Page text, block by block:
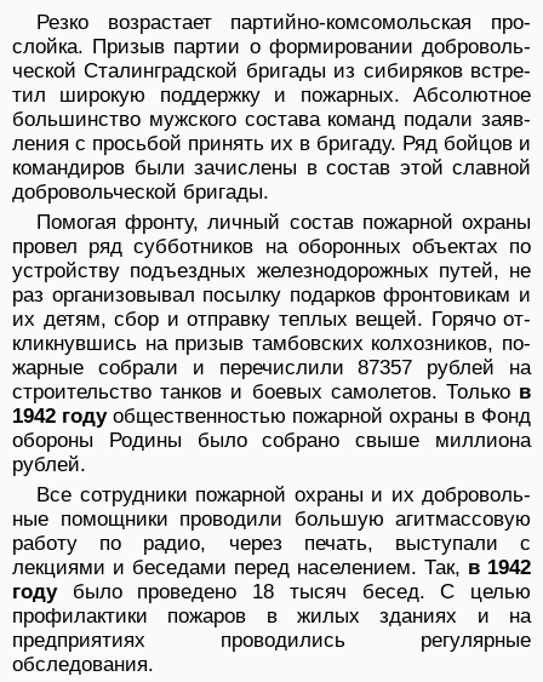
Резко возрастает партийно-комсомольская про­
слойка. Призыв партии о формировании доброволь­
ческой Сталинградской бригады из сибиряков встре­
тил широкую поддержку и пожарных. Абсолютное
большинство мужского состава команд подали заяв­
ления с просьбой принять их в бригаду. Ряд бойцов и
командиров были зачислены в состав этой славной
добровольческой бригады.
Помогая фронту, личный состав пожарной охраны
провел ряд субботников на оборонных объектах по
устройству подъездных железнодорожных путей, не
раз организовывал посылку подарков фронтовикам и
их детям, сбор и отправку теплых вещей. Горячо от­
кликнувшись на призыв тамбовских колхозников, по­
жарные собрали и перечислили 87357 рублей на
стро­ительство танков и боевых самолетов. Только в
1942 годуобщественностью пожарной охраны в Фонд
обо­роны Родины было собрано свыше миллиона
рублей.
Все сотрудники пожарной охраны и их доброволь­
ные помощники проводили большую агитмассовую
работу по радио, через печать, выступали с
лекциями и беседами перед населением. Так, в 1942
годубыло проведено 18 тысяч бесед. С целью
профилактики пожаров в жилых зданиях и на
предприятиях прово­дились регулярные
обследования.